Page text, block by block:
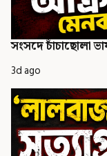
সংসদে চাঁচাছোলা
3d ago